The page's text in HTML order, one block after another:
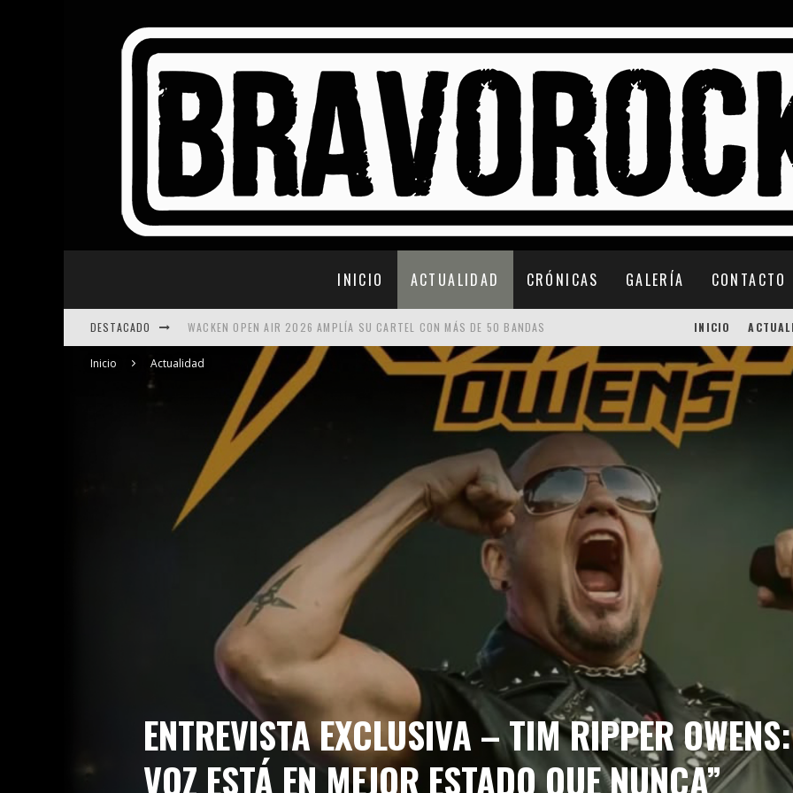
INICIO ACTUALIDAD CRÓNICAS GALERÍA CONTACTO
DESTACADO WACKEN OPEN AIR 2026 AMPLÍA SU CARTEL CON MÁS DE 50 BANDAS
SWEDEN ROCK FESTIVAL 2026: NUEVAS CONFIRMACIONES
WHOREMAGEDDON: EL HEAVY METAL MALLORQUÍN REGRESA CON “UP THE WHORES!”
PARTY.SAN METAL OPEN AIR: ACTUALIZACIÓN - EDICIÓN 2026
OBSCENE EXTREME 2026: CARTEL COMPLETO PARA LA CITA MÁS SALVAJE DEL METAL EXTREMO
HELLFEST 2026 ANUNCIA SU CARTEL DEFINITIVO
RUSH RESUCITA EN 2026: NUEVA GIRA Y NUEVA BATERISTA PARA HONRAR A NEIL PEART
TIM RIPPER OWENS DESATA LA TORMENTA HEAVY METALERA EN PALMA
ENTREVISTA EXCLUSIVA – TIM RIPPER OWENS: “MI VOZ ESTÁ EN MEJOR ESTADO QUE NUNCA”
WACKEN OPEN AIR 2026 APUESTA POR MEJORAS HISTÓRICAS EN SU 35º ANIVERSARIO
INICIO
Inicio Actualidad
ENTREVISTA EXCLUSIVA – TIM RIPPER
VOZ ESTÁ EN MEJOR ESTADO QUE NUNCA”